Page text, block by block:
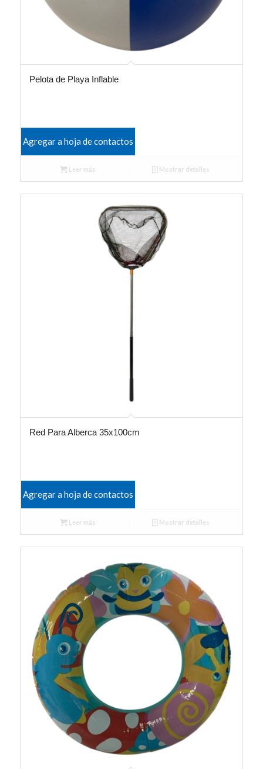
Pelota de Playa Inflable
Agregar a hoja de contactos
Leer más Mostrar detalles
Red Para Alberca 35x100cm
Agregar a hoja de contactos
Leer más Mostrar detalles